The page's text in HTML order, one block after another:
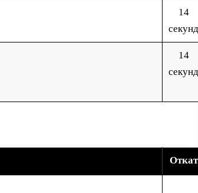
14
секунд
14
секунд
Откат